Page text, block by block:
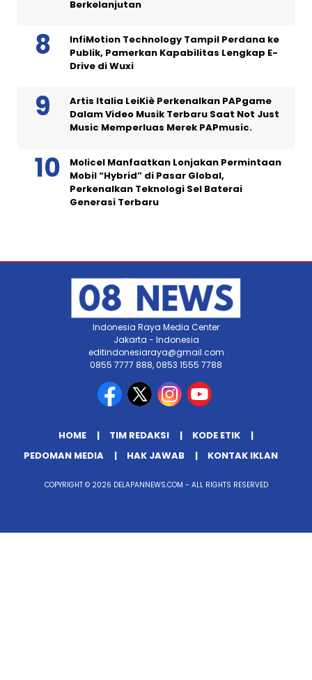
Berkelanjutan
InfiMotion Technology Tampil Perdana ke
Publik, Pamerkan Kapabilitas Lengkap E-
Drive di Wuxi
Artis Italia LeiKiè Perkenalkan PAPgame
Dalam Video Musik Terbaru Saat Not Just
Music Memperluas Merek PAPmusic.
Molicel Manfaatkan Lonjakan Permintaan
Mobil “Hybrid” di Pasar Global,
Perkenalkan Teknologi Sel Baterai
Generasi Terbaru
Indonesia Raya Media Center
Jakarta - Indonesia
editindonesiaraya@gmail.com
0855 7777 888, 0853 1555 7788
HOME TIM REDAKSI
KODE ETIK
PEDOMAN MEDIA
HAK JAWAB KONTAK IKLAN
COPYRIGHT © 2026 DELAPANNEWS.COM - ALL RIGHTS RESERVED